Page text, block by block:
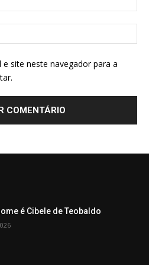
site neste navegador para a
é Cibele de Teobaldo